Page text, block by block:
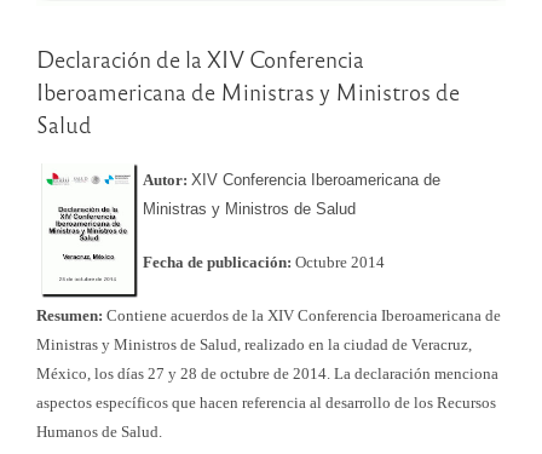
Declaración de la XIV Conferencia
Iberoamericana de Ministras y Ministros de
Salud
Autor: XIV Conferencia Iberoamericana de
Ministras y Ministros de Salud
Fecha de publicación: Octubre 2014
Resumen: Contiene acuerdos de la XIV Conferencia Iberoamericana de
Ministras y Ministros de Salud, realizado en la ciudad de Veracruz,
México, los días 27 y 28 de octubre de 2014. La declaración menciona
aspectos específicos que hacen referencia al desarrollo de los Recursos
Humanos de Salud.